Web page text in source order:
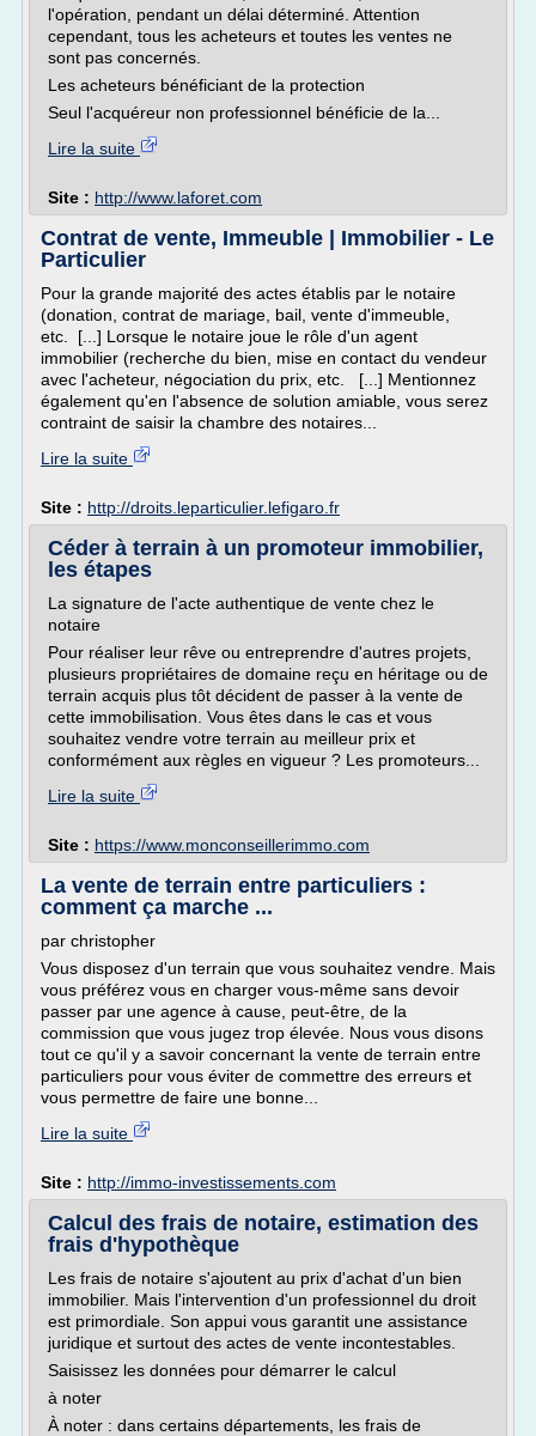
l'opération, pendant un délai déterminé. Attention
cependant, tous les acheteurs et toutes les ventes ne
sont pas concernés.
Les acheteurs bénéficiant de la protection
Seul l'acquéreur non professionnel bénéficie de la...
Lire la suite
Site : http://www.laforet.com
Contrat de vente, Immeuble | Immobilier - Le
Particulier
Pour la grande majorité des actes établis par le notaire
(donation, contrat de mariage, bail, vente d'immeuble,
etc. [...] Lorsque le notaire joue le rôle d'un agent
immobilier (recherche du bien, mise en contact du vendeur
avec l'acheteur, négociation du prix, etc. [...] Mentionnez
également qu'en l'absence de solution amiable, vous serez
contraint de saisir la chambre des notaires...
Lire la suite
Site : http://droits.leparticulier.lefigaro.fr
Céder à terrain à un promoteur immobilier,
les étapes
La signature de l'acte authentique de vente chez le
notaire
Pour réaliser leur rêve ou entreprendre d'autres projets,
plusieurs propriétaires de domaine reçu en héritage ou de
terrain acquis plus tôt décident de passer à la vente de
cette immobilisation. Vous êtes dans le cas et vous
souhaitez vendre votre terrain au meilleur prix et
conformément aux règles en vigueur ? Les promoteurs...
Lire la suite
Site : https://www.monconseillerimmo.com
La vente de terrain entre particuliers :
comment ça marche ...
par christopher
Vous disposez d'un terrain que vous souhaitez vendre. Mais
vous préférez vous en charger vous-même sans devoir
passer par une agence à cause, peut-être, de la
commission que vous jugez trop élevée. Nous vous disons
tout ce qu'il y a savoir concernant la vente de terrain entre
particuliers pour vous éviter de commettre des erreurs et
vous permettre de faire une bonne...
Lire la suite
Site : http://immo-investissements.com
Calcul des frais de notaire, estimation des
frais d'hypothèque
Les frais de notaire s'ajoutent au prix d'achat d'un bien
immobilier. Mais l'intervention d'un professionnel du droit
est primordiale. Son appui vous garantit une assistance
juridique et surtout des actes de vente incontestables.
Saisissez les données pour démarrer le calcul
à noter
À noter : dans certains départements, les frais de